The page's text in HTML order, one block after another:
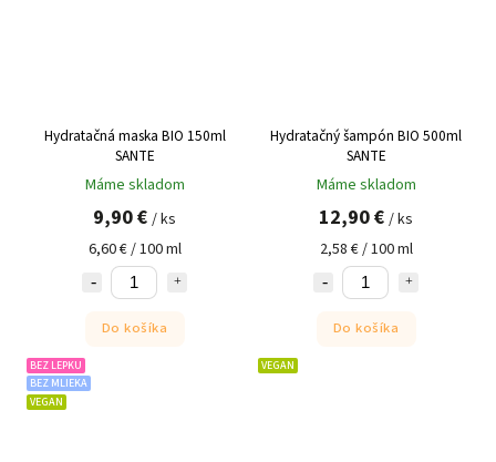
Hydratačná maska BIO 150ml
SANTE
Máme skladom
9,90 € / ks
6,60 € / 100 ml
Do košíka
Hydratačný šampón BIO 500ml
SANTE
Máme skladom
12,90 € / ks
2,58 € / 100 ml
Do košíka
BEZ LEPKU
BEZ MLIEKA
VEGAN
VEGAN